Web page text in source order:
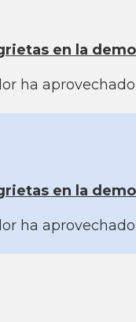
en la
ha
en la
ha